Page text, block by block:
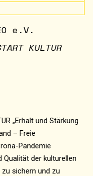
e.V.
KULTUR
„Erhalt und Stärkung
– Freie
Pandemie
der kulturellen
sichern und zu